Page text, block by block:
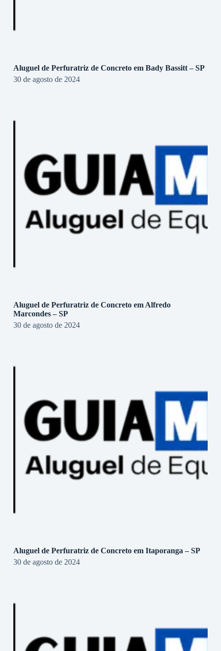
Aluguel de Perfuratriz de Concreto em Bady Bassitt – SP
30 de agosto de 2024
Aluguel de Perfuratriz de Concreto em Alfredo
Marcondes – SP
30 de agosto de 2024
Aluguel de Perfuratriz de Concreto em Itaporanga – SP
30 de agosto de 2024